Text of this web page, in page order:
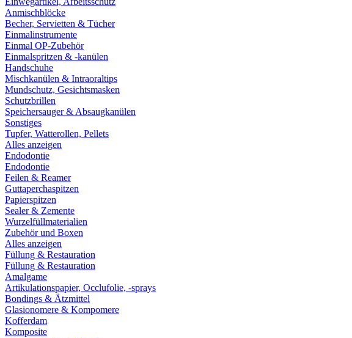
Anmischblöcke
Becher, Servietten & Tücher
Einmalinstrumente
Einmal OP-Zubehör
Einmalspritzen & -kanülen
Handschuhe
Mischkanülen & Intraoraltips
Mundschutz, Gesichtsmasken
Schutzbrillen
Speichersauger & Absaugkanülen
Sonstiges
Tupfer, Watterollen, Pellets
Alles anzeigen
Endodontie
Endodontie
Feilen & Reamer
Guttaperchaspitzen
Papierspitzen
Sealer & Zemente
Wurzelfüllmaterialien
Zubehör und Boxen
Alles anzeigen
Füllung & Restauration
Füllung & Restauration
Amalgame
Artikulationspapier, Occlufolie, -sprays
Bondings & Ätzmittel
Glasionomere & Kompomere
Kofferdam
Komposite